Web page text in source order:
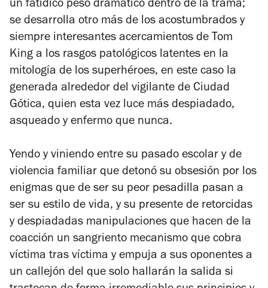
un fatídico peso dramático dentro de la trama;
se desarrolla otro más de los acostumbrados y
siempre interesantes acercamientos de Tom
King a los rasgos patológicos latentes en la
mitología de los superhéroes, en este caso la
generada alrededor del vigilante de Ciudad
Gótica, quien esta vez luce más despiadado,
asqueado y enfermo que nunca.
Yendo y viniendo entre su pasado escolar y de
violencia familiar que detonó su obsesión por los
enigmas que de ser su peor pesadilla pasan a
ser su estilo de vida, y su presente de retorcidas
y despiadadas manipulaciones que hacen de la
coacción un sangriento mecanismo que cobra
víctima tras víctima y empuja a sus oponentes a
un callejón del que solo hallarán la salida si